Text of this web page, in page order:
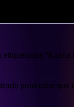
etiquetados “Kaalia
productos que